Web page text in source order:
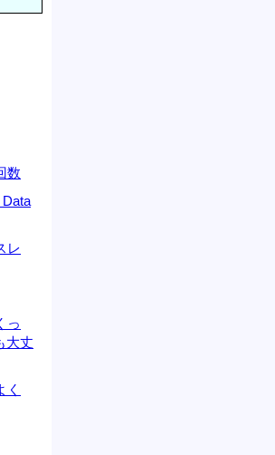
数
レ
っ
大丈
く